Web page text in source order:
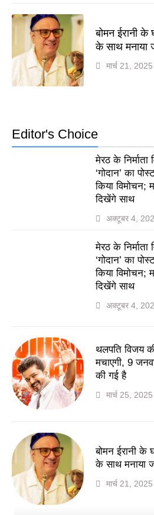
बोमन ईरानी के
के साथ मनाया
मार्च 21, 2025
Editor's Choice
मेरठ के निर्माता
‘गोदान’ का
किया विमोचन;
दिखेंगे साथ
अक्टूबर 4,
मेरठ के निर्माता
‘गोदान’ का
किया विमोचन;
दिखेंगे साथ
अक्टूबर 4,
थलपति विजय
मचाएगी, 9
की गई है
मार्च 25, 2025
बोमन ईरानी के
के साथ मनाया
मार्च 21, 2025